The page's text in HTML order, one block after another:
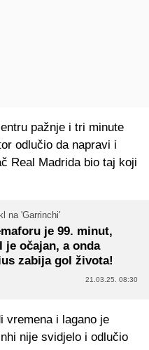
pažnje i tri minute
odlučio da napravi i
Real Madrida bio taj koji
na 'Garrinchi'
je 99. minut,
je očajan, a onda
zabija gol života!
21.03.25. 08:30
vremena i lagano je
nije svidjelo i odlučio